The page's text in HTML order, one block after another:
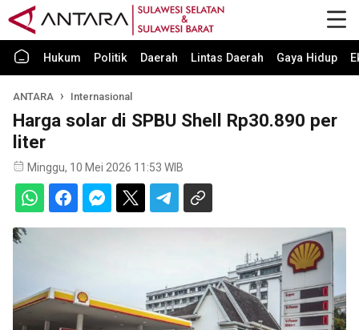
Hukum Politik Daerah Lintas Daerah Gaya Hidup
ANTARA Internasional
Harga solar di SPBU Shell Rp30.890 per
liter
Minggu, 10 Mei 2026 11:53 WIB